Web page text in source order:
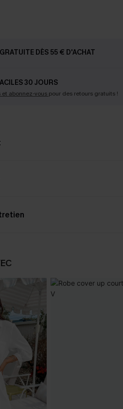
DÈS 55 € D'ACHAT
30 JOURS
et abonnez-vous pour des retours gratuits !